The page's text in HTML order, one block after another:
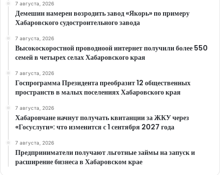
7 августа, 2026
Демешин намерен возродить завод «Якорь» по примеру
Хабаровского судостроительного завода
7 августа, 2026
Высокоскоростной проводноой интернет получили более 550
семей в четырех селах Хабаровского края
7 августа, 2026
Госпрограмма Президента преобразит 12 общественных
пространств в малых поселениях Хабаровского края
7 августа, 2026
Хабаровчане начнут получать квитанции за ЖКУ через
«Госуслуги»: что изменится с 1 сентября 2027 года
7 августа, 2026
Предприниматели получают льготные займы на запуск и
расширение бизнеса в Хабаровском крае